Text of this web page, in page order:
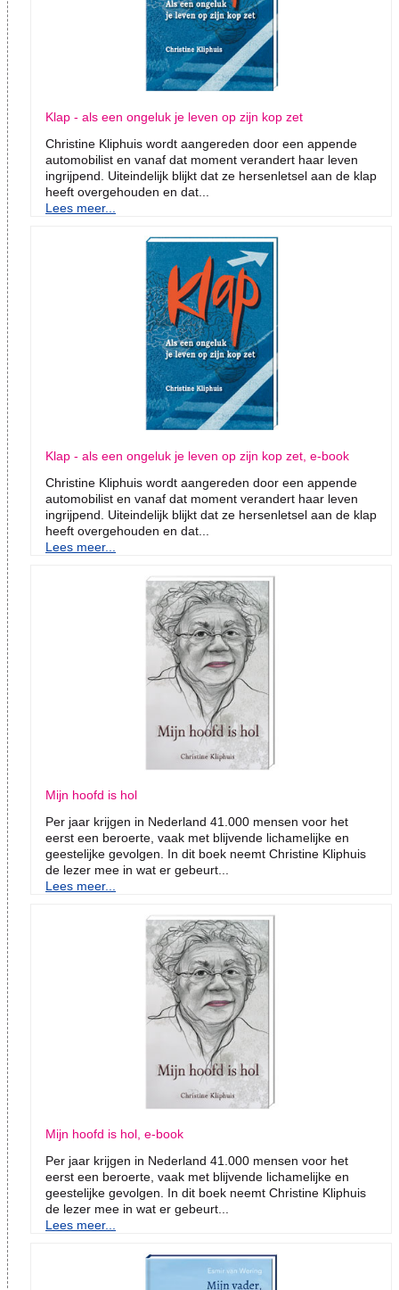
Klap - als een ongeluk je leven op zijn kop zet
Christine Kliphuis wordt aangereden door een appende
automobilist en vanaf dat moment verandert haar leven
ingrijpend. Uiteindelijk blijkt dat ze hersenletsel aan de klap
heeft overgehouden en dat...
Lees meer...
Klap - als een ongeluk je leven op zijn kop zet, e-book
Christine Kliphuis wordt aangereden door een appende
automobilist en vanaf dat moment verandert haar leven
ingrijpend. Uiteindelijk blijkt dat ze hersenletsel aan de klap
heeft overgehouden en dat...
Lees meer...
Mijn hoofd is hol
Per jaar krijgen in Nederland 41.000 mensen voor het
eerst een beroerte, vaak met blijvende lichamelijke en
geestelijke gevolgen. In dit boek neemt Christine Kliphuis
de lezer mee in wat er gebeurt...
Lees meer...
Mijn hoofd is hol, e-book
Per jaar krijgen in Nederland 41.000 mensen voor het
eerst een beroerte, vaak met blijvende lichamelijke en
geestelijke gevolgen. In dit boek neemt Christine Kliphuis
de lezer mee in wat er gebeurt...
Lees meer...